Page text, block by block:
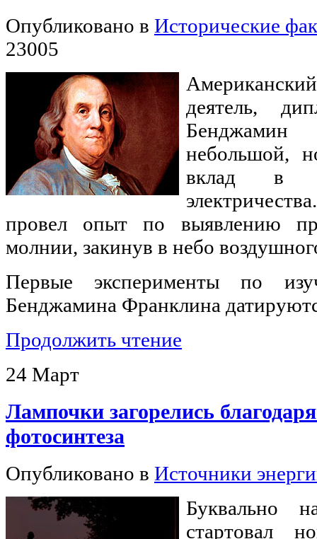
Опубликовано в Исторические
23005
деятель,
небольшой,
вклад в
провел опыт по выявлению
молнии, закинув в небо
Первые эксперименты по
Бенджамина Франклина
Продолжить чтение
24 Март
Лампочки загорелись
фотосинтеза
Опубликовано в Источники
Буквально
стартовал